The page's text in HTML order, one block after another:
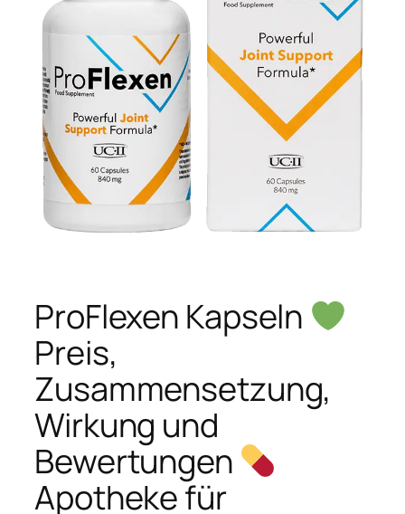
ProFlexen Kapseln
Preis,
Zusammensetzung,
Wirkung und
Bewertungen
Apotheke für